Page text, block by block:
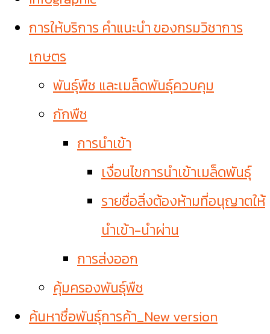
การให้บริการ คำแนะนำ ของกรมวิชาการ
เกษตร
พันธุ์พืช และเมล็ดพันธุ์ควบคุม
กักพืช
การนำเข้า
เงื่อนไขการนำเข้าเมล็ดพันธุ์
รายชื่อสิ่งต้องห้ามที่อนุญาตให้
นำเข้า-นำผ่าน
การส่งออก
คุ้มครองพันธุ์พืช
ค้นหาชื่อพันธุ์การค้า_New version